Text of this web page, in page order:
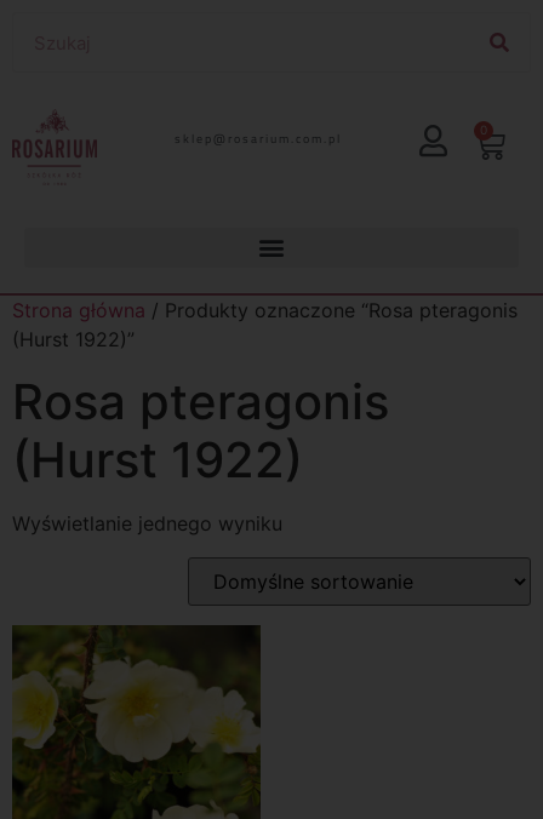
lp.moc.muirasor@pelks 0
Strona główna / Produkty oznaczone “Rosa pteragonis
(Hurst 1922)”
Rosa pteragonis
(Hurst 1922)
Wyświetlanie jednego wyniku